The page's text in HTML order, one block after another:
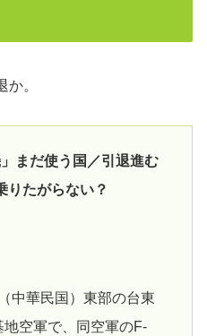
。
まだ使う国／引退進む
りたがらない？
中華民国）東部の台東
空軍で、同空軍のF-